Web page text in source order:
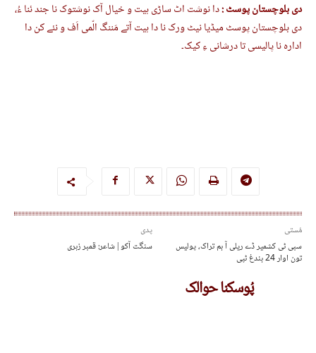
دی بلوچستان پوسٹ :دا نوشت اٹ ساڑی ہیت و خیال آک نوشتوک نا جند ئنا ءُ،
دی بلوچستان پوسٹ میڈیا نیٹ ورک نا دا ہیت آتے مَننگ الّمی اَف و نئے کن دا
ادارہ نا پالیسی تا درشانی ءِ کیک۔
پدی
سنگت آکو | شاعر: قمبر زہری
مُستی
سبی ٹی کشمیر ڈے ریلی آ بم تراک، پولیس
تون اوار 24 بندغ ٹپی
پُوسکنا حوالک